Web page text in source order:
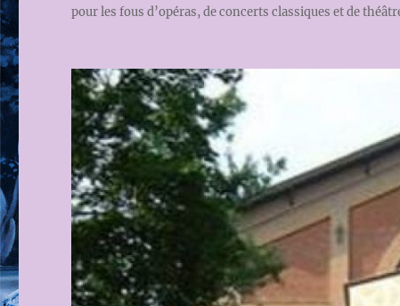
pour les fous d’opéras, de concerts classiques et de